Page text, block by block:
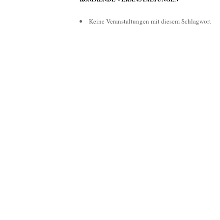
Keine Veranstaltungen mit diesem Schlagwort